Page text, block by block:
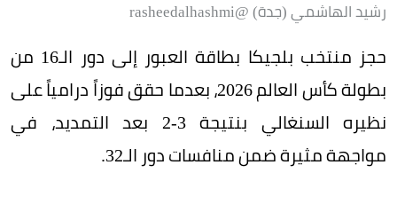
رشيد الهاشمي (جدة) @rasheedalhashmi
حجز منتخب بلجيكا بطاقة العبور إلى دور الـ16 من
بطولة كأس العالم 2026، بعدما حقق فوزاً درامياً على
نظيره السنغالي بنتيجة 3-2 بعد التمديد، في
مواجهة مثيرة ضمن منافسات دور الـ32.